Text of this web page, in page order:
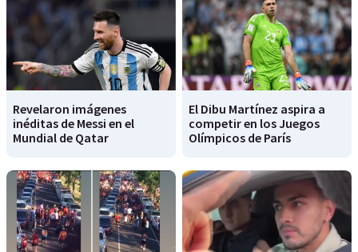
Revelaron imágenes
inéditas de Messi en el
Mundial de Qatar
El Dibu Martínez aspira a
competir en los Juegos
Olímpicos de París